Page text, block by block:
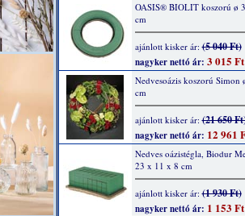
OASIS® BIOLIT koszorú ø
cm
ajánlott kisker ár:(5 040 Ft)
nagyker nettó ár: 3 015 Ft
Nedvesoázis koszorú Simon
cm
ajánlott kisker ár:(21 650
nagyker nettó ár: 12 961
Nedves oázistégla, Biodur
23 x 11 x 8 cm
ajánlott kisker ár:(1 930 Ft)
nagyker nettó ár: 1 153 Ft